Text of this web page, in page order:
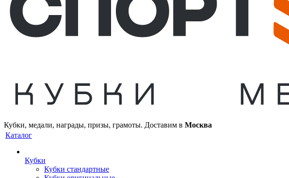
Кубки, медали, награды, призы, грамоты. Доставим в Москва
Каталог
Кубки
Кубки стандартные